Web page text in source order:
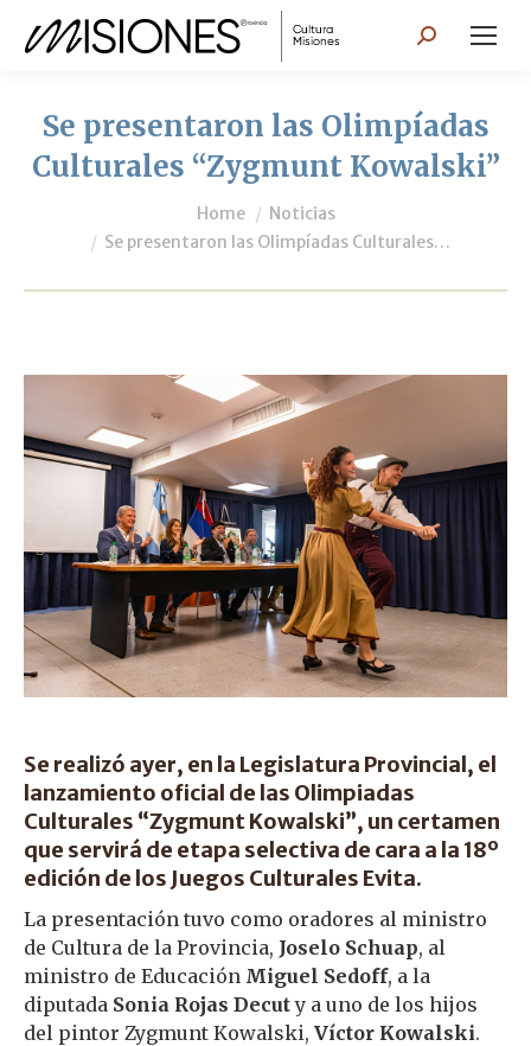
Search:
Se presentaron las Olimpíadas
Culturales “Zygmunt Kowalski”
Home
Noticias
Se presentaron las Olimpíadas Culturales…
Se realizó ayer, en la Legislatura Provincial, el
lanzamiento oficial de las Olimpiadas
Culturales “Zygmunt Kowalski”, un certamen
que servirá de etapa selectiva de cara a la 18º
edición de los Juegos Culturales Evita.
La presentación tuvo como oradores al ministro
de Cultura de la Provincia, Joselo Schuap, al
ministro de Educación Miguel Sedoff, a la
diputada Sonia Rojas Decuty a uno de los hijos
del pintor Zygmunt Kowalski, Víctor Kowalski.